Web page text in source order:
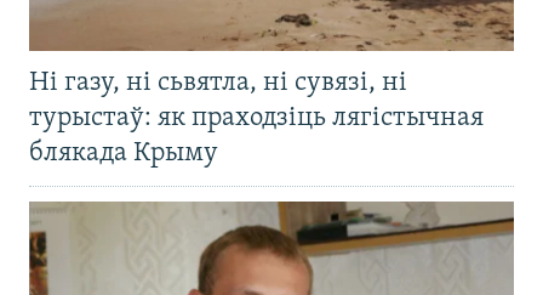
Ні газу, ні сьвятла, ні сувязі, ні
турыстаў: як праходзіць лягістычная
блякада Крыму